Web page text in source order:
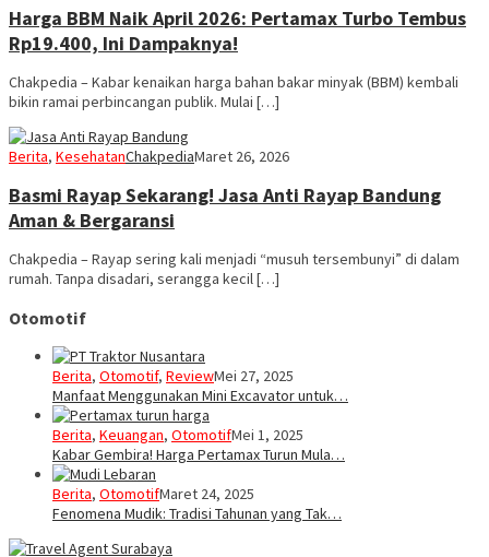
Harga BBM Naik April 2026: Pertamax Turbo Tembus
Rp19.400, Ini Dampaknya!
Chakpedia – Kabar kenaikan harga bahan bakar minyak (BBM) kembali
bikin ramai perbincangan publik. Mulai […]
Berita, KesehatanChakpediaMaret 26, 2026
Basmi Rayap Sekarang! Jasa Anti Rayap Bandung
Aman & Bergaransi
Chakpedia – Rayap sering kali menjadi “musuh tersembunyi” di dalam
rumah. Tanpa disadari, serangga kecil […]
Otomotif
Berita, Otomotif, ReviewMei 27, 2025
Manfaat Menggunakan Mini Excavator untuk…
Berita, Keuangan, OtomotifMei 1, 2025
Kabar Gembira! Harga Pertamax Turun Mula…
Berita, OtomotifMaret 24, 2025
Fenomena Mudik: Tradisi Tahunan yang Tak…